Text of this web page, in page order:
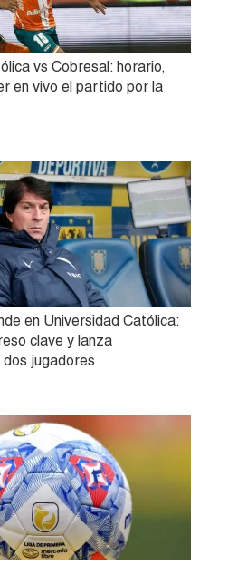
vs Cobresal: horario,
en vivo el partido por la
en Universidad Católica:
clave y lanza
jugadores